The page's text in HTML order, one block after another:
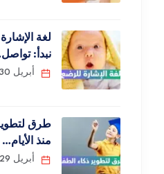
لغة
نبدأ:
أبريل 30, 2025
طرق
منذ الأيام…
أبريل 29, 2025